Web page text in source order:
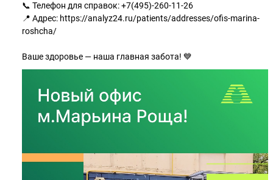
📞 Телефон для справок: +7(495)-260-11-26
📍 Адрес: https://analyz24.ru/patients/addresses/ofis-marina-
roshcha/
Ваше здоровье — наша главная забота! 💙